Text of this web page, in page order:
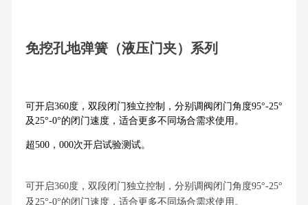
免挖孔地弹簧（液压门夹）系列
可开启360度，双段闭门独立控制，分别调阀闭门角度95°-25°
及25°-0°的闭门速度，适合更多不同场合需求使用。
超500，000次开启试验测试。
可开启360度，双段闭门独立控制，分别调阀闭门角度95°-25°
及25°-0°的闭门速度，适合更多不同场合需求使用。